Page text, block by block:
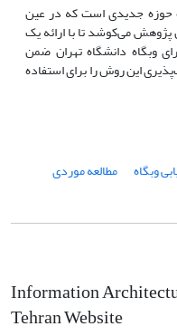
حوزه جدیدی است که در عین
می‌کوشد تا با ارائه یک
وبگاه دانشگاه تهران ضمن
این روش را برای استفاده
وبگاه
مطالعه موردی
Information
Tehran Website